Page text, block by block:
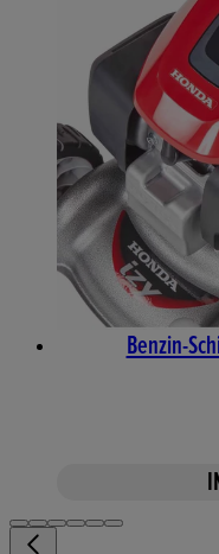
Benzin-